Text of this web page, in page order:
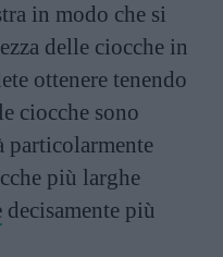
in modo che si
delle ciocche in
ottenere tenendo
ciocche sono
più larghe
decisamente più